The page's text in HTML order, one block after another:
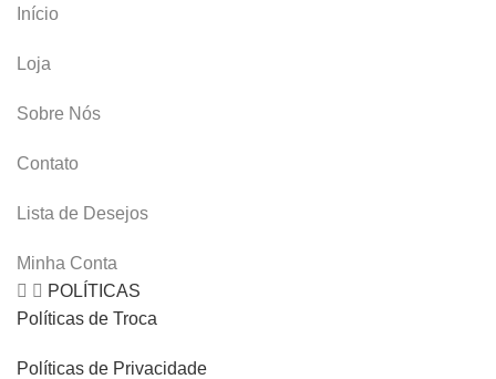
Início
Loja
Sobre Nós
Contato
Lista de Desejos
Minha Conta
POLÍTICAS
Políticas de Troca
Políticas de Privacidade